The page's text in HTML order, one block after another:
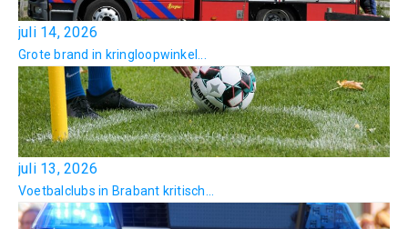
juli 14, 2026
Grote brand in kringloopwinkel...
juli 13, 2026
Voetbalclubs in Brabant kritisch...